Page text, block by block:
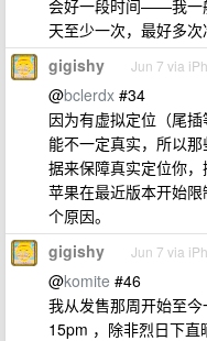
会好一段时间——我一
天至少一次，最好多次
gigishy Jun 7 via
@bclerdx #34
因为有虚拟定位（尾
能不一定真实，所以
据来保障真实定位你，
苹果在最近版本开始
个原因。
gigishy Jun 7 via
@komite #46
我从发售那周开始至
15pm ，除非烈日下